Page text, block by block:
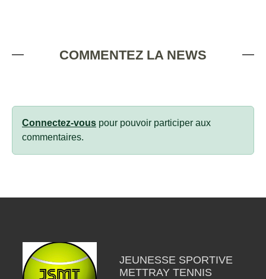
COMMENTEZ LA NEWS
Connectez-vous pour pouvoir participer aux
commentaires.
JEUNESSE SPORTIVE
METTRAY TENNIS